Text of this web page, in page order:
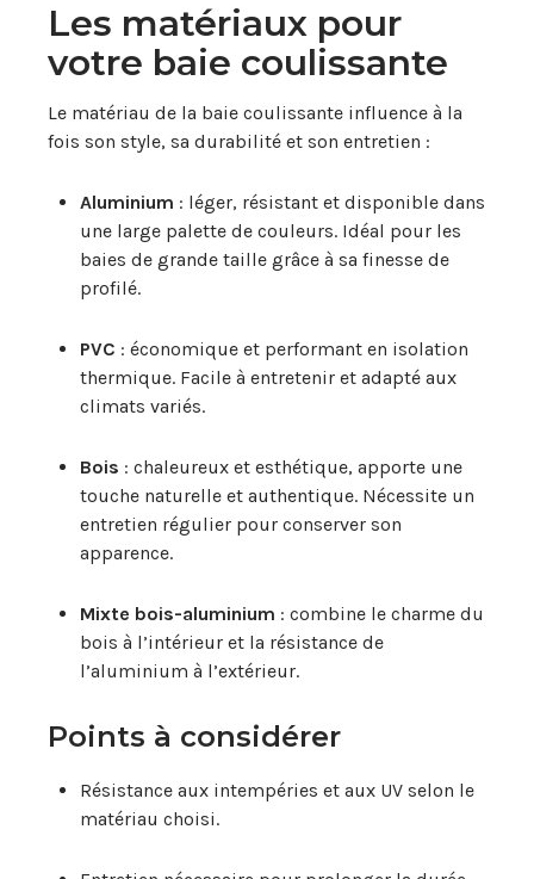
Les matériaux pour
votre baie coulissante
Le matériau de la baie coulissante influence à la
fois son style, sa durabilité et son entretien :
Aluminium : léger, résistant et disponible dans
une large palette de couleurs. Idéal pour les
baies de grande taille grâce à sa finesse de
profilé.
PVC : économique et performant en isolation
thermique. Facile à entretenir et adapté aux
climats variés.
Bois : chaleureux et esthétique, apporte une
touche naturelle et authentique. Nécessite un
entretien régulier pour conserver son
apparence.
Mixte bois-aluminium : combine le charme du
bois à l’intérieur et la résistance de
l’aluminium à l’extérieur.
Points à considérer
Résistance aux intempéries et aux UV selon le
matériau choisi.